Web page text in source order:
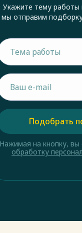
Укажите тему работы
мы отправим
Подобрать
Нажимая на кнопку, вы
обработку